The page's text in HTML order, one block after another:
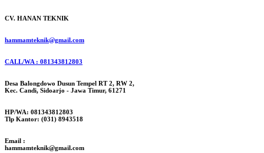
CV. HANAN TEKNIK
hammamteknik@gmail.com
CALL/WA : 081343812803
Desa Balongdowo Dusun Tempel RT 2, RW 2,
Kec. Candi, Sidoarjo - Jawa Timur, 61271
HP/WA: 081343812803
Tlp Kantor: (031) 8943518
Email :
hammamteknik@gmail.com